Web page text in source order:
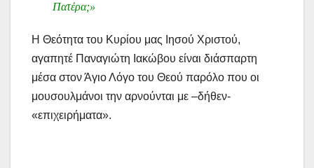
Πατέρα;»
Η Θεότητα του Κυρίου μας Ιησού Χριστού,
αγαπητέ Παναγιώτη Ιακώβου είναι διάσπαρτη
μέσα στον Άγιο Λόγο του Θεού παρόλο που οι
μουσουλμάνοι την αρνούνται με –δήθεν-
«επιχειρήματα».